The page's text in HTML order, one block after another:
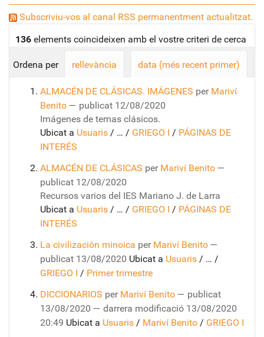
Subscriviu-vos al canal RSS permanentment actualitzat.
136 elements coincideixen amb el vostre criteri de cerca
Ordena per rellevància data (més recent primer)
ALMACÉN DE CLÁSICAS. IMÁGENES per Mariví
Benito — publicat 12/08/2020
Imágenes de temas clásicos.
Ubicat a Usuaris / … / GRIEGO I / PÁGINAS DE
INTERÉS
ALMACÉN DE CLÁSICAS per Mariví Benito —
publicat 12/08/2020
Recursos varios del IES Mariano J. de Larra
Ubicat a Usuaris / … / GRIEGO I / PÁGINAS DE
INTERÉS
La civilización minoica per Mariví Benito —
publicat 13/08/2020 Ubicat a Usuaris / … /
GRIEGO I / Primer trimestre
DICCIONARIOS per Mariví Benito — publicat
13/08/2020 — darrera modificació 13/08/2020
20:49 Ubicat a Usuaris / Mariví Benito / GRIEGO I